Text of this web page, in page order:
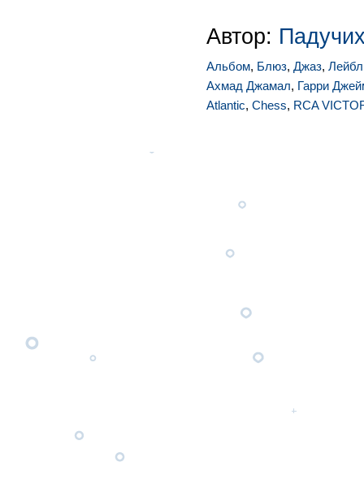
Автор:
Альбом, Блюз, Джаз, Лейбл
Ахмад Джамал, Гарри
Atlantic, Chess, RCA